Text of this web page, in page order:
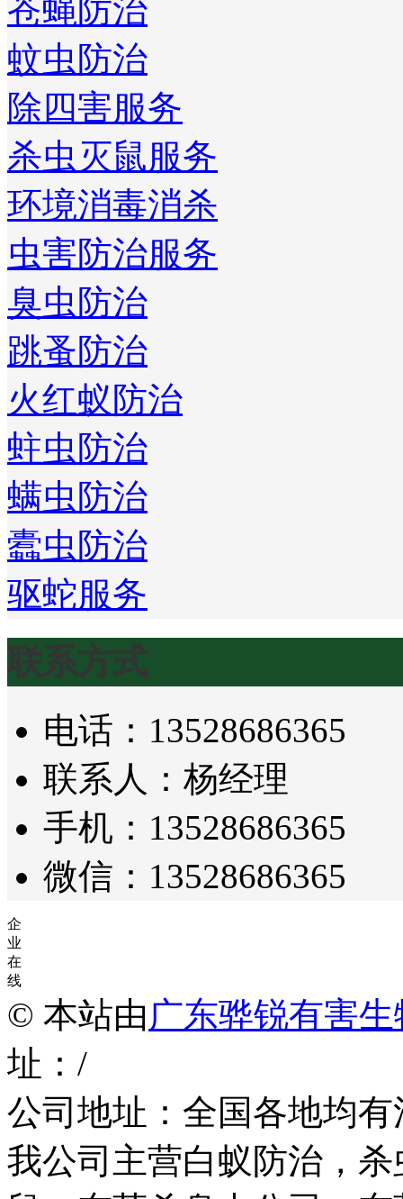
苍蝇防治
蚊虫防治
除四害服务
杀虫灭鼠服务
环境消毒消杀
虫害防治服务
臭虫防治
跳蚤防治
火红蚁防治
蛀虫防治
螨虫防治
蠹虫防治
驱蛇服务
联系方式
电话：13528686365
联系人：杨经理
手机：13528686365
微信：13528686365
企
业
在
线
© 本站由 广东骅锐有害
址：/
公司地址：全国各地均
我公司主营白蚁防治，